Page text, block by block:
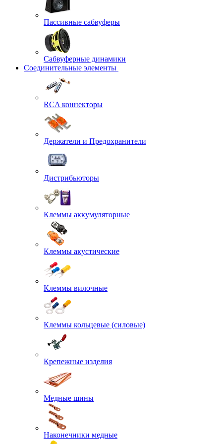
Пассивные сабвуферы
Сабвуферные динамики
Соединительные элементы
RCA коннекторы
Держатели и Предохранители
Дистрибьюторы
Клеммы аккумуляторные
Клеммы акустические
Клеммы вилочные
Клеммы кольцевые (силовые)
Крепежные изделия
Медные шины
Наконечники медные